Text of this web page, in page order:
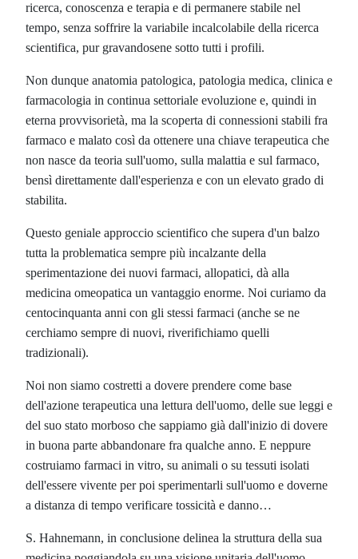
ricerca, conoscenza e terapia e di permanere stabile nel
tempo, senza soffrire la variabile incalcolabile della ricerca
scientifica, pur gravandosene sotto tutti i profili.
Non dunque anatomia patologica, patologia medica, clinica e
farmacologia in continua settoriale evoluzione e, quindi in
eterna provvisorietà, ma la scoperta di connessioni stabili fra
farmaco e malato così da ottenere una chiave terapeutica che
non nasce da teoria sull'uomo, sulla malattia e sul farmaco,
bensì direttamente dall'esperienza e con un elevato grado di
stabilita.
Questo geniale approccio scientifico che supera d'un balzo
tutta la problematica sempre più incalzante della
sperimentazione dei nuovi farmaci, allopatici, dà alla
medicina omeopatica un vantaggio enorme. Noi curiamo da
centocinquanta anni con gli stessi farmaci (anche se ne
cerchiamo sempre di nuovi, riverifichiamo quelli
tradizionali).
Noi non siamo costretti a dovere prendere come base
dell'azione terapeutica una lettura dell'uomo, delle sue leggi e
del suo stato morboso che sappiamo già dall'inizio di dovere
in buona parte abbandonare fra qualche anno. E neppure
costruiamo farmaci in vitro, su animali o su tessuti isolati
dell'essere vivente per poi sperimentarli sull'uomo e doverne
a distanza di tempo verificare tossicità e danno…
S. Hahnemann, in conclusione delinea la struttura della sua